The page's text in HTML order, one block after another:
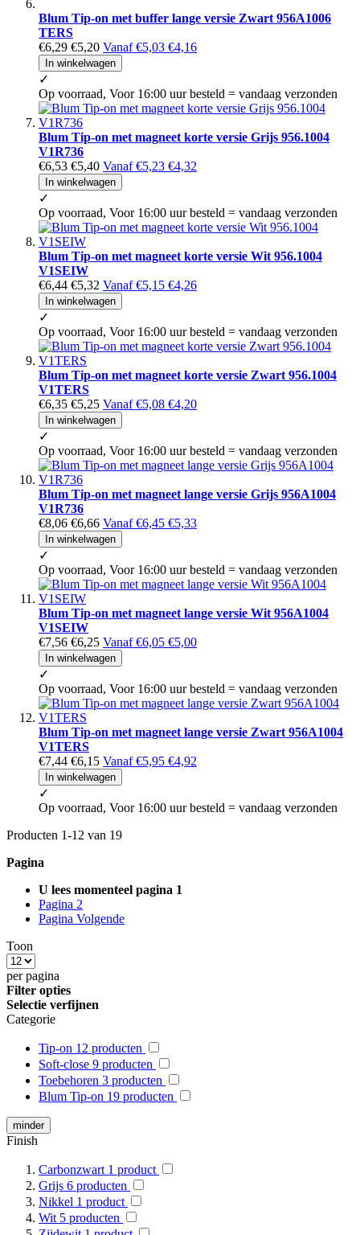
Blum Tip-on met buffer lange versie Zwart 956A1006
TERS
€6,29 €5,20 Vanaf €5,03 €4,16
In winkelwagen
✓
Op voorraad, Voor 16:00 uur besteld = vandaag verzonden
Blum Tip-on met magneet korte versie Grijs 956.1004
V1R736
€6,53 €5,40 Vanaf €5,23 €4,32
In winkelwagen
✓
Op voorraad, Voor 16:00 uur besteld = vandaag verzonden
Blum Tip-on met magneet korte versie Wit 956.1004
V1SEIW
€6,44 €5,32 Vanaf €5,15 €4,26
In winkelwagen
✓
Op voorraad, Voor 16:00 uur besteld = vandaag verzonden
Blum Tip-on met magneet korte versie Zwart 956.1004
V1TERS
€6,35 €5,25 Vanaf €5,08 €4,20
In winkelwagen
✓
Op voorraad, Voor 16:00 uur besteld = vandaag verzonden
Blum Tip-on met magneet lange versie Grijs 956A1004
V1R736
€8,06 €6,66 Vanaf €6,45 €5,33
In winkelwagen
✓
Op voorraad, Voor 16:00 uur besteld = vandaag verzonden
Blum Tip-on met magneet lange versie Wit 956A1004
V1SEIW
€7,56 €6,25 Vanaf €6,05 €5,00
In winkelwagen
✓
Op voorraad, Voor 16:00 uur besteld = vandaag verzonden
Blum Tip-on met magneet lange versie Zwart 956A1004
V1TERS
€7,44 €6,15 Vanaf €5,95 €4,92
In winkelwagen
✓
Op voorraad, Voor 16:00 uur besteld = vandaag verzonden
Producten 1-12 van 19
Pagina
U lees momenteel pagina 1
Pagina 2
Pagina Volgende
Toon
per pagina
Filter opties
Selectie verfijnen
Categorie
Tip-on 12 producten
Soft-close 9 producten
Toebehoren 3 producten
Blum Tip-on 19 producten
minder
Finish
Carbonzwart 1 product
Grijs 6 producten
Nikkel 1 product
Wit 5 producten